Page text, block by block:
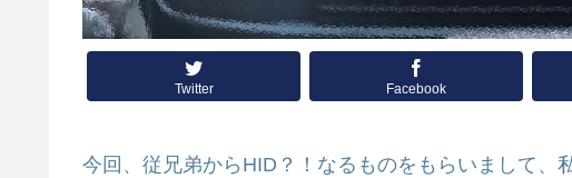
Twitter Facebook
今回、従兄弟からHID？！なるものをもらいまして、